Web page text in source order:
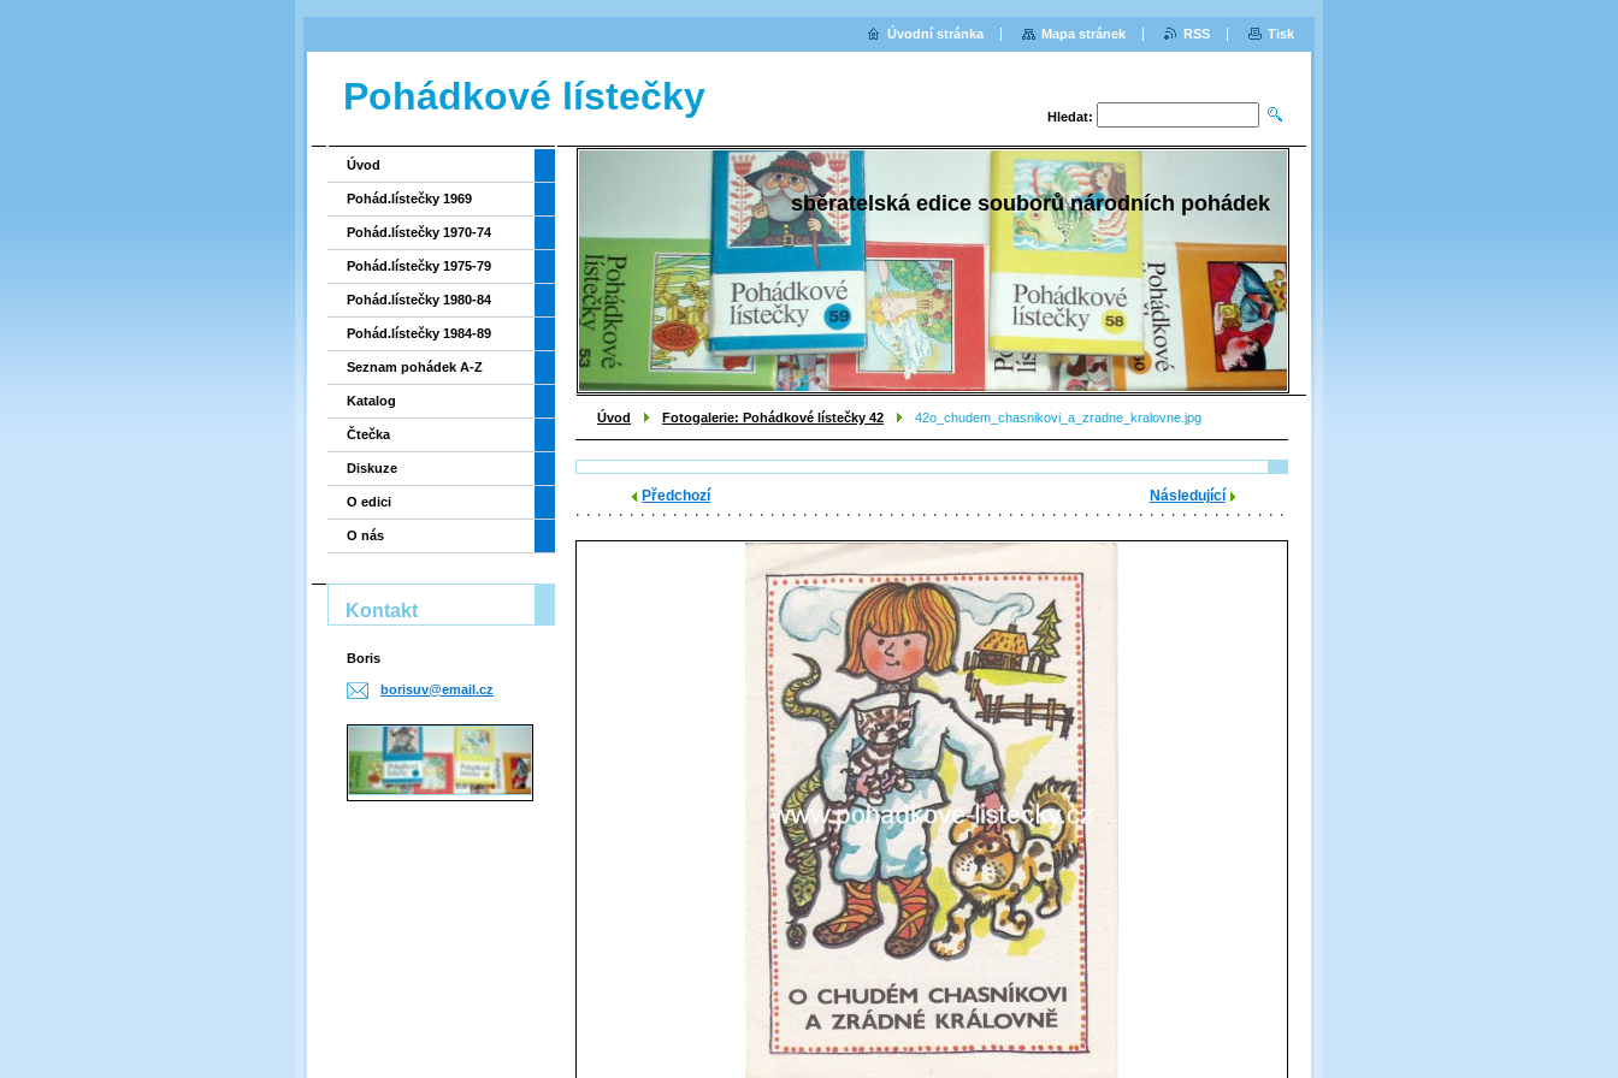
Pohádkové lístečky Hledat:
sběratelská edice souborů národních pohádek
Úvod Fotogalerie: Pohádkové lístečky 42 42o_chudem_chasnikovi_a_zradne_kralovne.jpg
Předchozí Následující
Úvod
Pohád.lístečky 1969
Pohád.lístečky 1970-74
Pohád.lístečky 1975-79
Pohád.lístečky 1980-84
Pohád.lístečky 1984-89
Seznam pohádek A-Z
Katalog
Čtečka
Diskuze
O edici
O nás
Kontakt
Boris
borisuv@email.cz
Úvodní stránka Mapa stránek RSS Tisk